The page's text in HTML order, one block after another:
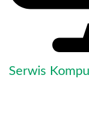
Serwis